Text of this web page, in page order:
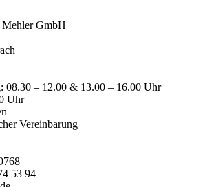
Mehler GmbH
08.30 – 12.00 & 13.00 – 16.00 Uhr
Uhr
Vereinbarung
53 94